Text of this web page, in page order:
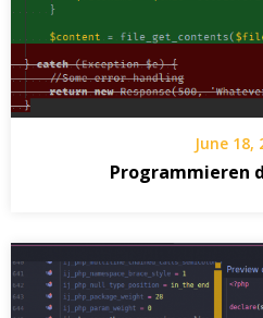
June 18,
Programmieren